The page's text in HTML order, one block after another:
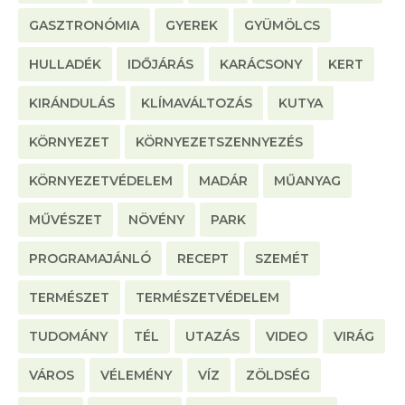
GASZTRONÓMIA GYEREK GYÜMÖLCS
HULLADÉK IDŐJÁRÁS KARÁCSONY KERT
KIRÁNDULÁS KLÍMAVÁLTOZÁS KUTYA
KÖRNYEZET KÖRNYEZETSZENNYEZÉS
KÖRNYEZETVÉDELEM MADÁR MŰANYAG
MŰVÉSZET NÖVÉNY PARK
PROGRAMAJÁNLÓ RECEPT SZEMÉT
TERMÉSZET TERMÉSZETVÉDELEM
TUDOMÁNY TÉL UTAZÁS VIDEO VIRÁG
VÁROS VÉLEMÉNY VÍZ ZÖLDSÉG